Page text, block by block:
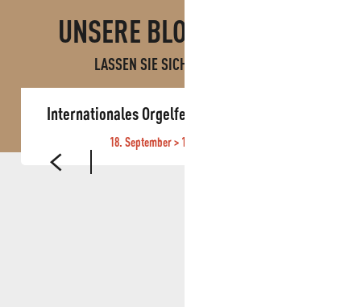
UNSERE BLOGBEITRÄGE
LASSEN SIE SICH INSPIRIEREN!
Internationales Orgelfestival von Roquevaire
18. September > 11. Oktober 2026